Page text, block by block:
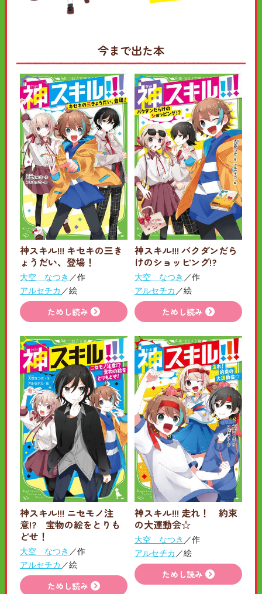
今まで出た本
神スキル!!! キセキの三き
ょうだい、登場！
大空 なつき ／作
アルセチカ ／絵
ためし読み
神スキル!!! バクダンだら
けのショッピング!?
大空 なつき ／作
アルセチカ ／絵
ためし読み
神スキル!!! ニセモノ注
意!? 宝物の絵をとりも
どせ！
大空 なつき ／作
アルセチカ ／絵
ためし読み
神スキル!!! 走れ！ 約束
の大運動会☆
大空 なつき ／作
アルセチカ ／絵
ためし読み